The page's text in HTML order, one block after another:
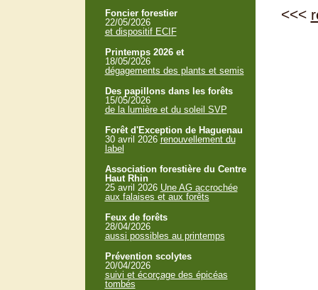
<<<
Foncier forestier
22/05/2026
et dispositif ECIF
Printemps 2026 et
18/05/2026
dégagements des plants et semis
Des papillons dans les forêts
15/05/2026
de la lumière et du soleil SVP
Forêt d'Exception de Haguenau
30 avril 2026 renouvellement du
label
Association forestière du Centre
Haut Rhin
25 avril 2026 Une AG accrochée
aux falaises et aux forêts
Feux de forêts
28/04/2026
aussi possibles au printemps
Prévention scolytes
20/04/2026
suivi et écorçage des épicéas
tombés